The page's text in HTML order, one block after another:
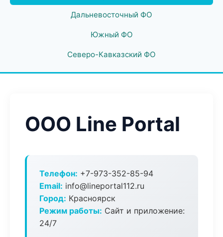
Дальневосточный ФО
Южный ФО
Северо-Кавказский ФО
ООО Line Portal
Телефон: +7-973-352-85-94
Email: info@lineportal112.ru
Город: Красноярск
Режим работы: Сайт и приложение:
24/7